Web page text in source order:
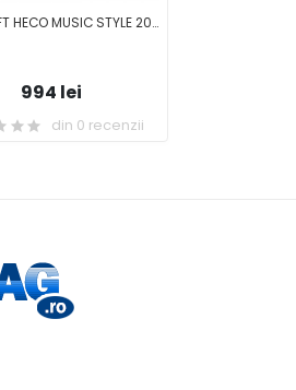
BOXE RAFT HECO MUSIC STYLE 200 F
994 lei
din 0 recenzii